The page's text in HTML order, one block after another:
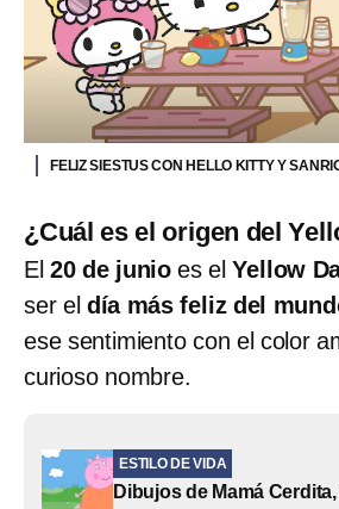
FELIZ SIESTUS CON HELLO KITTY Y
¿Cuál es el origen del
El 20 de junio es elYellow
ser el día más feliz del
ese sentimiento con el color
curioso nombre.
ESTILO DE VIDA
Dibujos de Mamá